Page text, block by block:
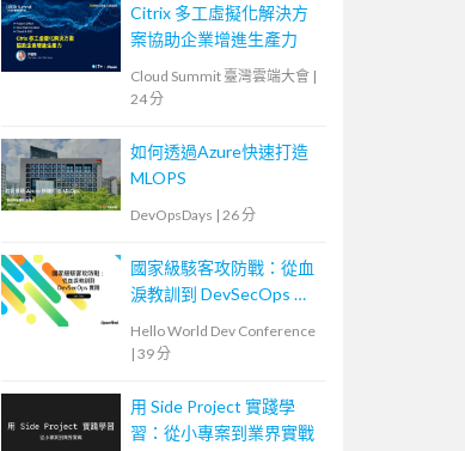
Citrix 多工虛擬化解決方
案協助企業增進生產力
Cloud Summit 臺灣雲端大會 |
24 分
如何透過Azure快速打造
MLOPS
DevOpsDays | 26 分
國家級駭客攻防戰：從血
淚教訓到 DevSecOps 實
Hello World Dev Conference
| 39 分
用 Side Project 實踐學
習：從小專案到業界實戰